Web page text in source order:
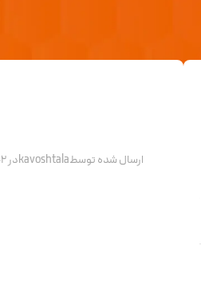
ارسال شده توسطkavoshtalaدر 1402-08-03